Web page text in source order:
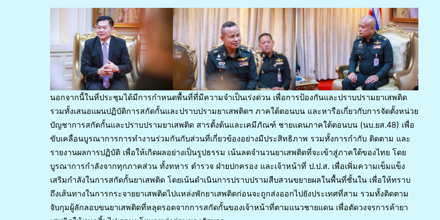
นอกจากนี้ในที่ประชุมได้มีการกำหนดพื้นที่ที่มีความจำเป็นเร่งด่วน เพื่อการป้องกันและปราบปรามยาเสพติด
รวมทั้งเสนอแผนปฏิบัติการสกัดกั้นและปราบปรามยาเสพติดฯ ภาคใต้ตอนบน และหารือเกี่ยวกับการจัดตั้งหน่วย
บัญชาการสกัดกั้นและปราบปรามยาเสพติด สารตั้งต้นและเคมีภัณฑ์ ชายแดนภาคใต้ตอนบน (นบ.ยส.48) เพื่อ
ขับเคลื่อนบูรณาการการทำงานร่วมกันกับส่วนที่เกี่ยวข้องอย่างมีประสิทธิภาพ รวมทั้งการกำกับ ติดตาม และ
รายงานผลการปฏิบัติ เพื่อให้เกิดผลอย่างเป็นรูปธรรม เน้นลดจำนวนยาเสพติดที่จะเข้าสู่ภาคใต้ของไทย โดย
บูรณาการกำลังจากทุกภาคส่วน ทั้งทหาร ตำรวจ ฝ่ายปกครอง และเจ้าหน้าที่ ป.ป.ส. เพื่อเพิ่มความเข็มแข็ง
เสริมกำลังในการสกัดกั้นยาเสพติด โดยเน้นดำเนินการปราบปรามสืบสวนขยายผลในพื้นที่ชั้นใน เพื่อให้ทราบ
ถึงเส้นทางในการกระจายยาเสพติดไปแหล่งพักยาเสพติดก่อนจะถูกส่งออกไปยังประเทศที่สาม รวมทั้งติดตาม
จับกุมผู้ลักลอบขนยาเสพติดที่หลุดรอดจากการสกัดกั้นของเจ้าหน้าที่ตามแนวชายแดน เพื่อตัดวงจรการค้ายา